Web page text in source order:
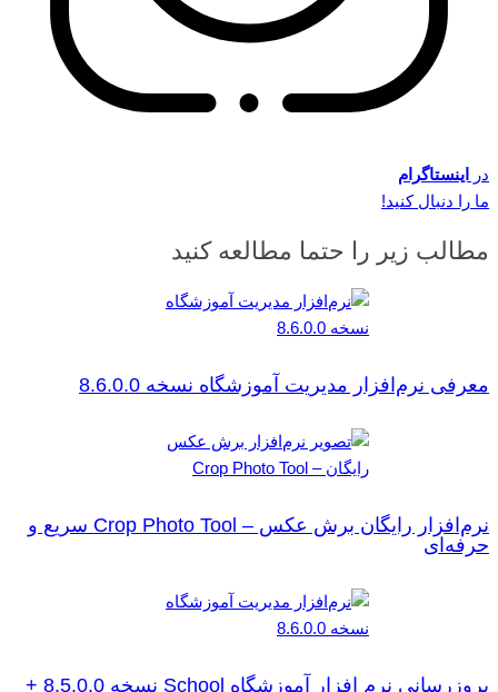
در
اینستاگرام
ما را دنبال کنید!
مطالب زیر را حتما مطالعه کنید
معرفی نرم‌افزار مدیریت آموزشگاه نسخه 8.6.0.0
نرم‌افزار رایگان برش عکس – Crop Photo Tool سریع و
حرفه‌ای
بروزرسانی نرم افزار آموزشگاه School نسخه 8.5.0.0 +